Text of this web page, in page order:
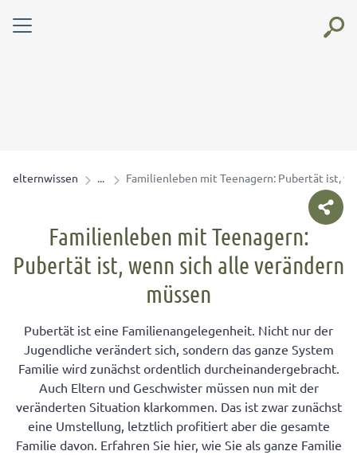
elternwissen Familienleben mit Teenagern: Pubertät ist,
Familienleben mit Teenagern:
Pubertät ist, wenn sich alle verändern
müssen
Pubertät ist eine Familienangelegenheit. Nicht nur der
Jugendliche verändert sich, sondern das ganze System
Familie wird zunächst ordentlich durcheinandergebracht.
Auch Eltern und Geschwister müssen nun mit der
veränderten Situation klarkommen. Das ist zwar zunächst
eine Umstellung, letztlich profitiert aber die gesamte
Familie davon. Erfahren Sie hier, wie Sie als ganze Familie